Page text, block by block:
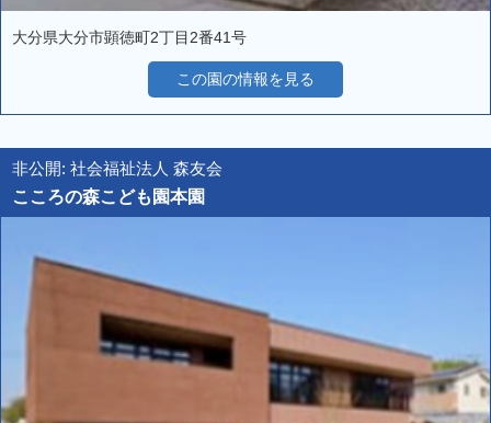
大分県大分市顕徳町2丁目2番41号
この園の情報を見る
非公開: 社会福祉法人 森友会
こころの森こども園本園